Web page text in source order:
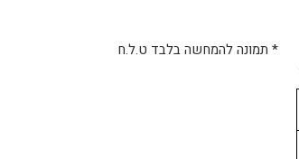
* תמונה להמחשה בלבד ט.ל.ח